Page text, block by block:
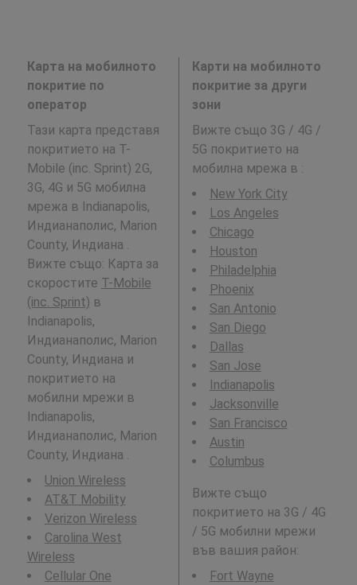
Карта на мобилното
покритие по
оператор
Тази карта представя
покритието на T-
Mobile (inc. Sprint) 2G,
3G, 4G и 5G мобилна
мрежа в Indianapolis,
Индианаполис, Marion
County, Индиана .
Вижте също: Карта за
скоростите T-Mobile
(inc. Sprint) в
Indianapolis,
Индианаполис, Marion
County, Индиана и
покритието на
мобилни мрежи в
Indianapolis,
Индианаполис, Marion
County, Индиана .
Union Wireless
AT&T Mobility
Verizon Wireless
Carolina West
Wireless
Cellular One
Карти на мобилното
покритие за други
зони
Вижте също 3G / 4G /
5G покритието на
мобилна мрежа в :
New York City
Los Angeles
Chicago
Houston
Philadelphia
Phoenix
San Antonio
San Diego
Dallas
San Jose
Indianapolis
Jacksonville
San Francisco
Austin
Columbus
Вижте също
покритието на 3G / 4G
/ 5G мобилни мрежи
във вашия район:
Fort Wayne